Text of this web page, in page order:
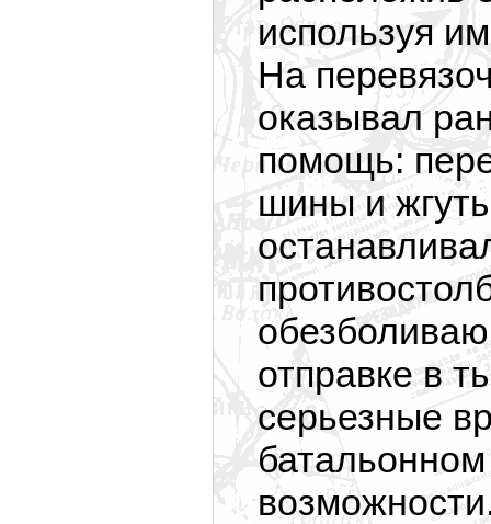
используя
На
оказывал
помощь:
шины и
отправке в
серьезные